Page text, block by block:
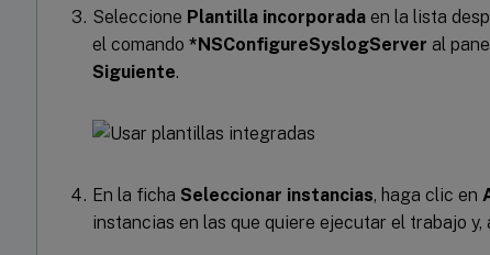
Seleccione Plantilla incorporada en la lista
el comando *NSConfigureSyslogServer al
Siguiente.
En la ficha Seleccionar instancias, haga clic en
instancias en las que quiere ejecutar el trabajo